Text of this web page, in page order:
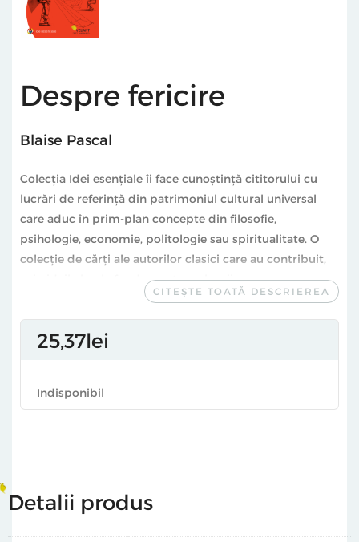
Despre fericire
Blaise Pascal
Colecţia Idei esenţiale îi face cunoștință cititorului cu
lucrări de referință din patrimoniul cultural universal
care aduc în prim-plan concepte din filosofie,
psihologie, economie, politologie sau spiritualitate. O
colecție de cărți ale autorilor clasici care au contribuit,
prin ideile lor, la fundamentarea lumii așa cum o
cunoaștem astăzi, idei către care, indiferent de vârstă,
ne îndreptăm pentru a dobândi o perspectivă completă
asupra prezentului schimbător, a trecutului încețoșat și
„Niciodată nu rămânem în prezent. Anticipăm viitorul,
care nu sunt ale noastre și nicio clipă nu ne gândim la
singurul timp care ne aparține.” Blaise Pascal
CITEȘTE TOATĂ DESCRIEREA
2537lei
Indisponibil
Detalii produs